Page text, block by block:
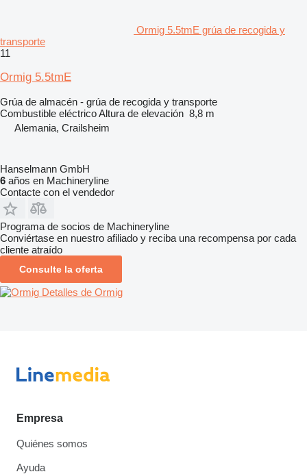
Ormig 5.5tmE grúa de recogida y
transporte
11
Ormig 5.5tmE
Grúa de almacén - grúa de recogida y transporte
Combustible eléctricoAltura de elevación 8,8 m
Alemania, Crailsheim
Hanselmann GmbH
6 años en Machineryline
Contacte con el vendedor
Programa de socios de Machineryline
Conviértase en nuestro afiliado y reciba una recompensa por cada
cliente atraído
Consulte la oferta
Detalles de Ormig
Empresa
Quiénes somos
Ayuda